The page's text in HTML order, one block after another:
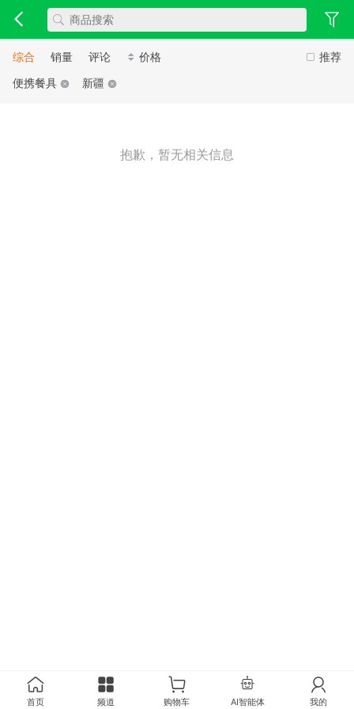
推荐
综合 销量 评论
价格
便携餐具
新疆
抱歉，暂无相关信息
首页 频道 购物车 AI智能体 我的